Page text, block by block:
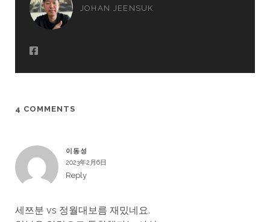
JOHAN JEENSUK
4 COMMENTS
이동성
2023年2月6日
Reply
세쯔분 vs 정월대보름 재밌네요.